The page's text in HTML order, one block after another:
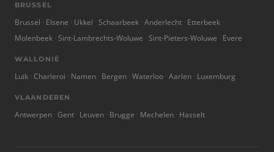
BRUSSEL
Brussel Elsene Ukkel Schaarbeek Anderlecht Etterbeek
Molenbeek Sint-Lambrechts-Woluwe Sint-Pieters-Woluwe Evere
WALLONIË
Luik Charleroi Namen Bergen Waterloo Aarlen Luxemburg
VLAANDEREN
Antwerpen Gent Leuven Brugge Mechelen Hasselt